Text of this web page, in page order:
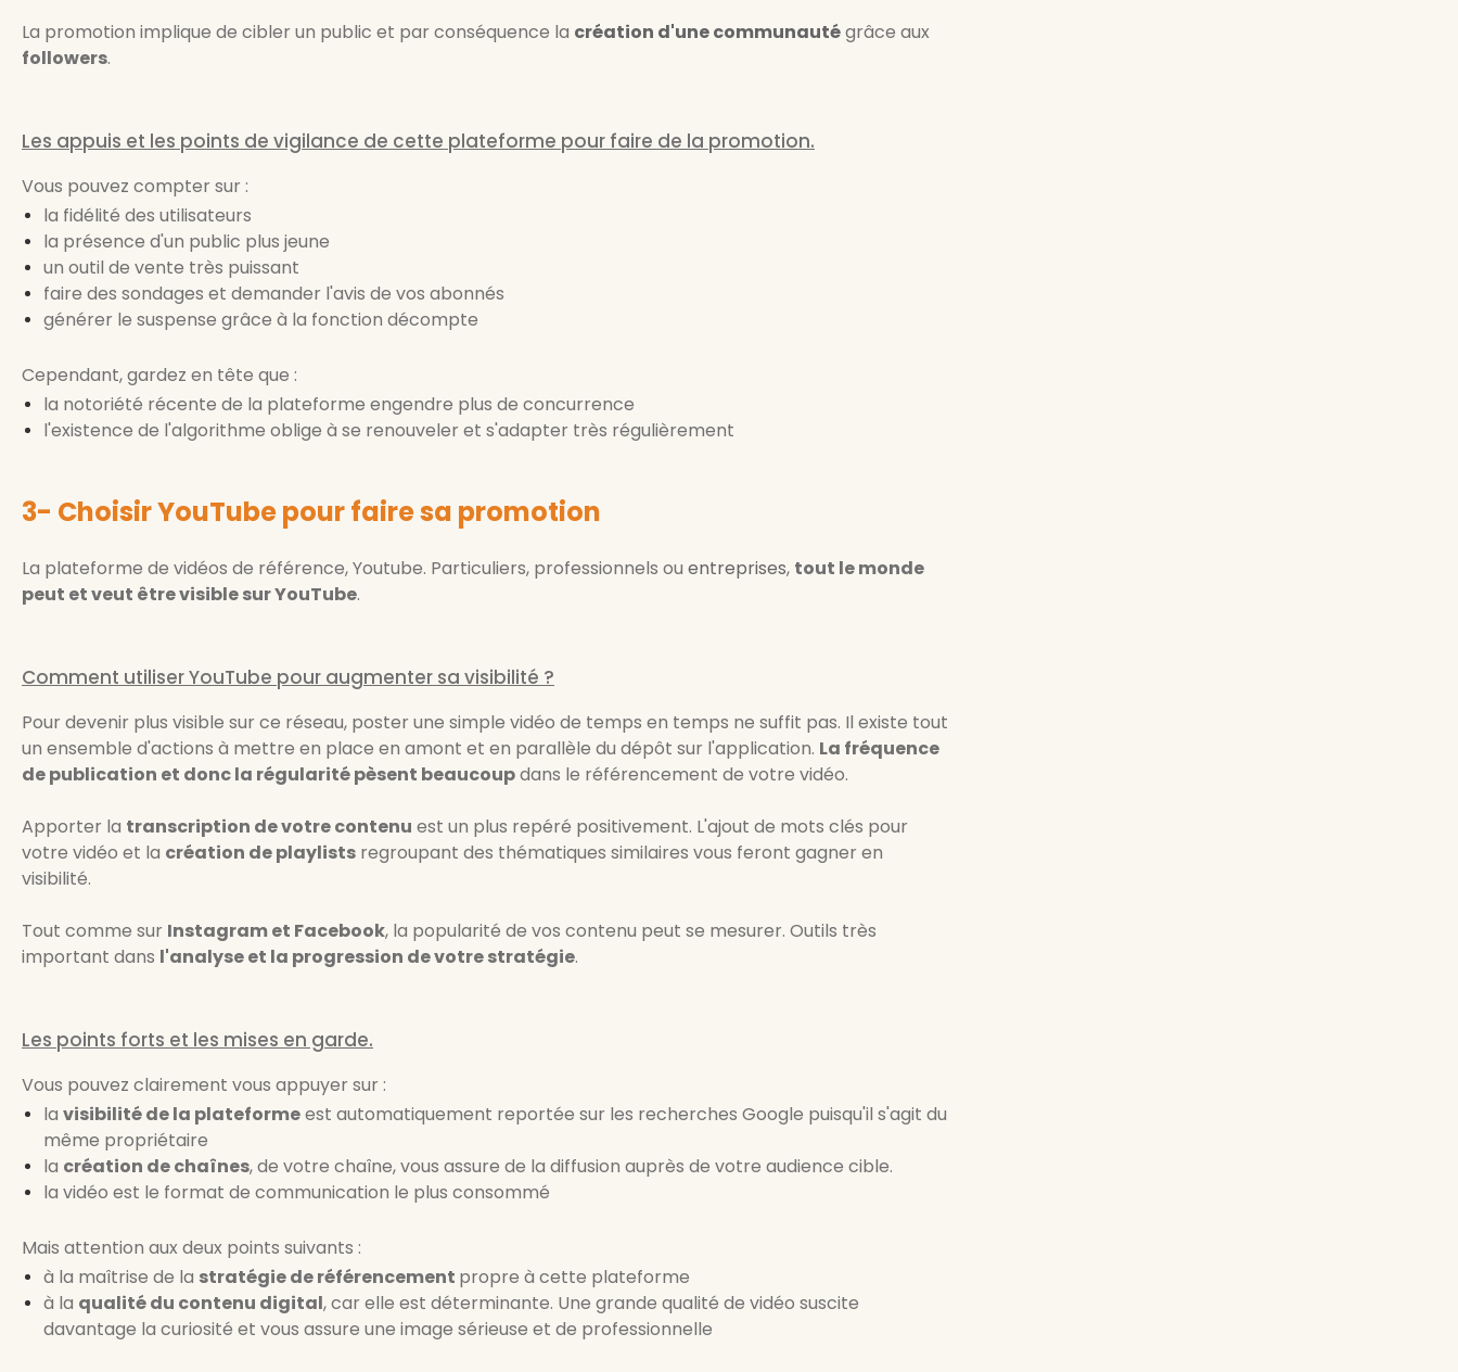
La promotion implique de cibler un public et par conséquence la création d'une communautégrâce aux
followers.
Les appuis et les points de vigilance de cette plateforme pour faire de la promotion.
Vous pouvez compter sur :
la fidélité des utilisateurs
la présence d'un public plus jeune
un outil de vente très puissant
faire des sondages et demander l'avis de vos abonnés
générer le suspense grâce à la fonction décompte
Cependant, gardez en tête que :
la notoriété récente de la plateforme engendre plus de concurrence
l'existence de l'algorithme oblige à se renouveler et s'adapter très régulièrement
3- Choisir YouTube pour faire sa promotion
La plateforme de vidéos de référence, Youtube. Particuliers, professionnels ou entreprises, tout le monde
peut et veut être visible sur YouTube.
Comment utiliser YouTube pour augmenter sa visibilité ?
Pour devenir plus visible sur ce réseau, poster une simple vidéo de temps en temps ne suffit pas. Il existe tout
un ensemble d'actions à mettre en place en amont et en parallèle du dépôt sur l'application. La fréquence
de publication et donc la régularité pèsent beaucoupdans le référencement de votre vidéo.
Apporter la transcription de votre contenu est un plus repéré positivement. L'ajout de mots clés pour
votre vidéo et la création de playlists regroupant des thématiques similaires vous feront gagner en
visibilité.
Tout comme sur Instagram et Facebook, la popularité de vos contenu peut se mesurer. Outils très
important dans l'analyse et la progression de votre stratégie.
Les points forts et les mises en garde.
Vous pouvez clairement vous appuyer sur :
la visibilité de la plateformeest automatiquement reportée sur les recherches Google puisqu'il s'agit du
même propriétaire
la création de chaînes, de votre chaîne, vous assure de la diffusion auprès de votre audience cible.
la vidéo est le format de communication le plus consommé
Mais attention aux deux points suivants :
à la maîtrise de la stratégie de référencement propre à cette plateforme
à la qualité du contenu digital, car elle est déterminante. Une grande qualité de vidéo suscite
davantage la curiosité et vous assure une image sérieuse et de professionnelle